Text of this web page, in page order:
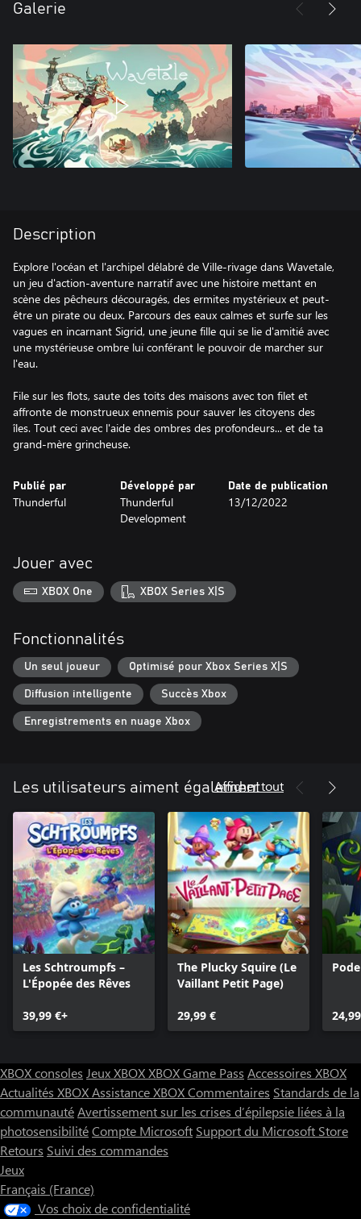
Galerie
Description
Explore l'océan et l'archipel délabré de Ville-rivage dans Wavetale,
un jeu d'action-aventure narratif avec une histoire mettant en
scène des pêcheurs découragés, des ermites mystérieux et peut-
être un pirate ou deux. Parcours des eaux calmes et surfe sur les
vagues en incarnant Sigrid, une jeune fille qui se lie d'amitié avec
une mystérieuse ombre lui conférant le pouvoir de marcher sur
l'eau.
File sur les flots, saute des toits des maisons avec ton filet et
affronte de monstrueux ennemis pour sauver les citoyens des
îles. Tout ceci avec l'aide des ombres des profondeurs... et de ta
grand-mère grincheuse.
Publié par
Thunderful
Développé par
Thunderful
Development
Date de publication
13/12/2022
Jouer avec
XBOX One XBOX Series X|S
Fonctionnalités
Un seul joueur Optimisé pour Xbox Series X|S
Diffusion intelligente Succès Xbox
Enregistrements en nuage Xbox
Les utilisateurs aiment également
Afficher tout
Les Schtroumpfs –
L'Épopée des Rêves
39,99 €+
The Plucky Squire (Le
Vaillant Petit Page)
29,99 €
Pode
XBOX consoles Jeux XBOXXBOX Game Pass Accessoires XBOX
Actualités XBOXAssistance XBOXCommentaires Standards de la
communautéAvertissement sur les crises d’épilepsie liées à la
photosensibilitéCompte Microsoft Support du Microsoft Store
Retours Suivi des commandes
Jeux
Français (France)
Vos choix de confidentialité